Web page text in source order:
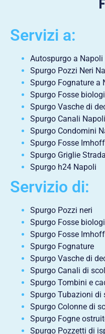
Servizi a:
Autospurgo a Napoli
Spurgo Pozzi Neri
Spurgo Fognature a
Spurgo Fosse
Spurgo Vasche di
Spurgo Canali Napoli
Spurgo Condomini
Spurgo Fosse
Spurgo Griglie
Spurgo h24 Napoli
Servizio di:
Spurgo Pozzi neri
Spurgo Fosse
Spurgo Fosse Imhoff
Spurgo Fognature
Spurgo Vasche di
Spurgo Canali di
Spurgo Tombini e
Spurgo Tubazioni di
Spurgo Colonne di
Spurgo Fogne
Spurgo Pozzetti di